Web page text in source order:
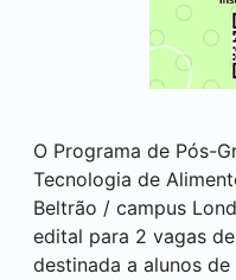
O Programa de Pós-
Tecnologia de
Beltrão / campus
edital para 2 vagas
destinada a alunos